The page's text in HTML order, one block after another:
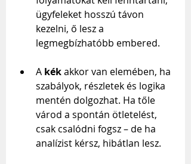
ügyfeleket hosszú távon
kezelni, ő lesz a
legmegbízhatóbb embered.
A kék akkor van elemében, ha
szabályok, részletek és logika
mentén dolgozhat. Ha tőle
várod a spontán ötletelést,
csak csalódni fogsz – de ha
analízist kérsz, hibátlan lesz.